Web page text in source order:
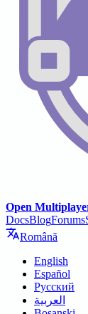
Open
DocsBlogForums
Română
English
Español
Русский
العربية